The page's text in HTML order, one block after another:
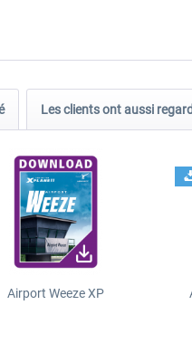
Les clients ont aussi
Airport Weeze XP